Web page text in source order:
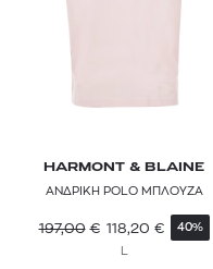
SCOTCH & SODA
STONE ISLAND
THE NORTH FACE
TOMMY HILFIGER
HARMONT & BLAINE
ΑΝΔΡΙΚΗ POLO ΜΠΛΟΥΖΑ
197,00 € 118,20 € 40%